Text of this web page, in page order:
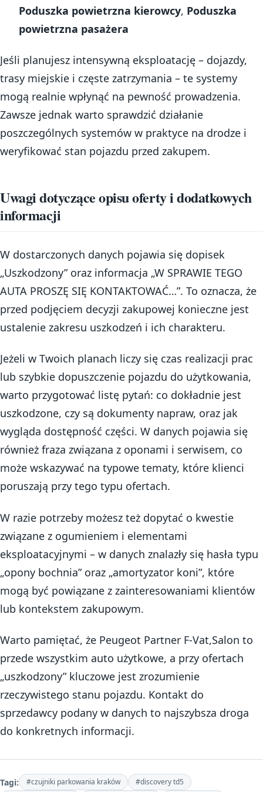
Poduszka powietrzna kierowcy, Poduszka
powietrzna pasażera
Jeśli planujesz intensywną eksploatację – dojazdy,
trasy miejskie i częste zatrzymania – te systemy
mogą realnie wpłynąć na pewność prowadzenia.
Zawsze jednak warto sprawdzić działanie
poszczególnych systemów w praktyce na drodze i
weryfikować stan pojazdu przed zakupem.
Uwagi dotyczące opisu oferty i dodatkowych
informacji
W dostarczonych danych pojawia się dopisek
„Uszkodzony” oraz informacja „W SPRAWIE TEGO
AUTA PROSZĘ SIĘ KONTAKTOWAĆ…”. To oznacza, że
przed podjęciem decyzji zakupowej konieczne jest
ustalenie zakresu uszkodzeń i ich charakteru.
Jeżeli w Twoich planach liczy się czas realizacji prac
lub szybkie dopuszczenie pojazdu do użytkowania,
warto przygotować listę pytań: co dokładnie jest
uszkodzone, czy są dokumenty napraw, oraz jak
wygląda dostępność części. W danych pojawia się
również fraza związana z oponami i serwisem, co
może wskazywać na typowe tematy, które klienci
poruszają przy tego typu ofertach.
W razie potrzeby możesz też dopytać o kwestie
związane z ogumieniem i elementami
eksploatacyjnymi – w danych znalazły się hasła typu
„opony bochnia” oraz „amortyzator koni”, które
mogą być powiązane z zainteresowaniami klientów
lub kontekstem zakupowym.
Warto pamiętać, że Peugeot Partner F-Vat,Salon to
przede wszystkim auto użytkowe, a przy ofertach
„uszkodzony” kluczowe jest zrozumienie
rzeczywistego stanu pojazdu. Kontakt do
sprzedawcy podany w danych to najszybsza droga
do konkretnych informacji.
Tagi: #czujniki parkowania kraków
#discovery td5